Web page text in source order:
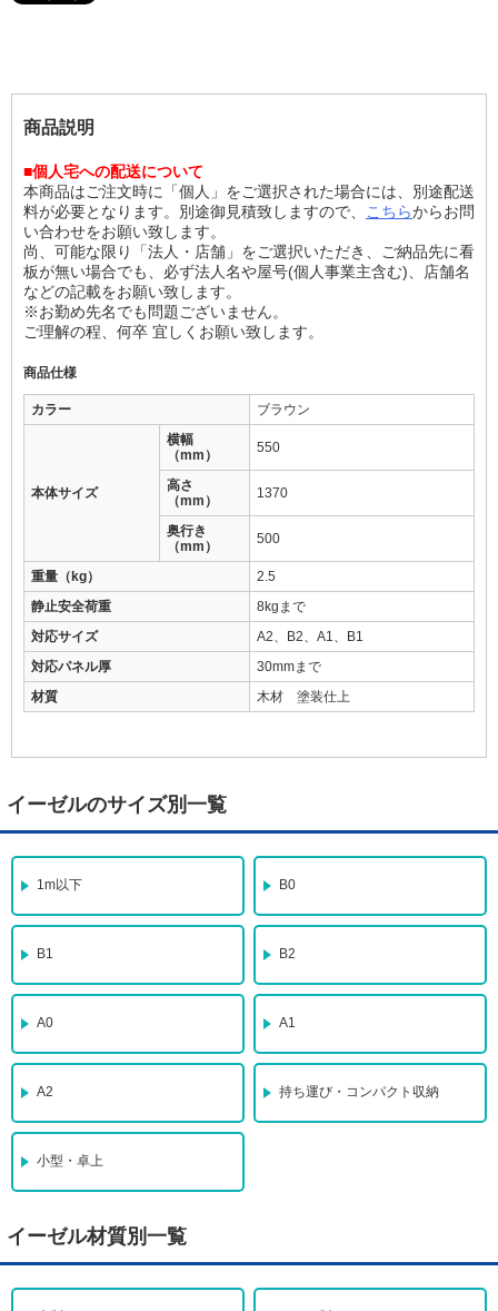
商品説明
■個人宅への配送について
本商品はご注文時に「個人」をご選択された場合には、別途配送
料が必要となります。別途御見積致しますので、
こちらからお問
い合わせをお願い致します。
尚、可能な限り「法人・店舗」をご選択いただき、ご納品先に看
板が無い場合でも、必ず法人名や屋号(個人事業主含む)、店舗名
などの記載をお願い致します。
※お勤め先名でも問題ございません。
ご理解の程、何卒 宜しくお願い致します。
商品仕様
カラー ブラウン
本体サイズ
横幅
（mm）
550
高さ
（mm）
1370
奥行き
（mm）
500
重量（kg）
2.5
静止安全荷重
8kgまで
対応サイズ
A2、B2、A1、B1
対応パネル厚
30mmまで
材質
木材 塗装仕上
イーゼルのサイズ別一覧
1m以下 B0
B1 B2
A0 A1
A2 持ち運び・コンパクト収納
小型・卓上
イーゼル材質別一覧